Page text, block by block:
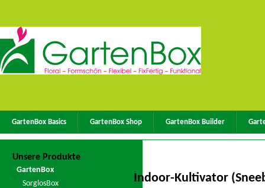
GartenBox Basics GartenBox Shop GartenBox Builder
Unsere Produkte
GartenBox
SorglosBox
Indoor-Kultivator